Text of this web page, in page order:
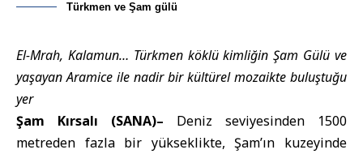
Türkmen ve Şam gülü
El-Mrah, Kalamun… Türkmen köklü kimliğin Şam Gülü ve
yaşayan Aramice ile nadir bir kültürel mozaikte buluştuğu
yer
Şam Kırsalı (SANA)– Deniz seviyesinden 1500
metreden fazla bir yükseklikte, Şam’ın kuzeyinde